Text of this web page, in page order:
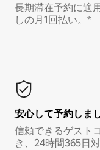
長期滞在予約に適
しの月1回払い。*
安心して予約しま
信頼できるゲスト
き、24時間365日